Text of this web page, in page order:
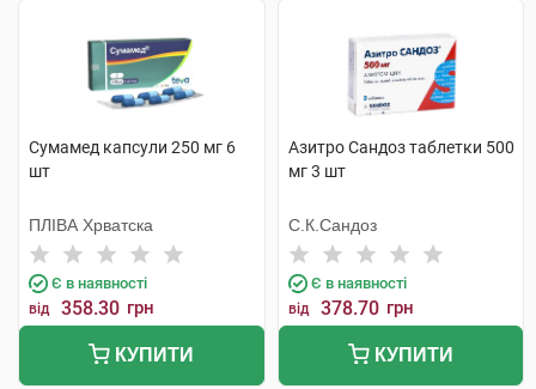
Сумамед капсули 250 мг 6
шт
ПЛІВА Хрватска
Є в наявності
від 358.30 грн
КУПИТИ
Азитро Сандоз таблетки 500
мг 3 шт
С.К.Сандоз
Є в наявності
від 378.70 грн
КУПИТИ